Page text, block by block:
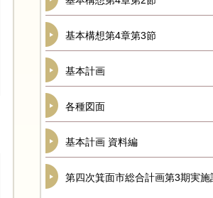
基本構想第4章第3節
基本計画
各種図面
基本計画 資料編
第四次箕面市総合計画第3期実施